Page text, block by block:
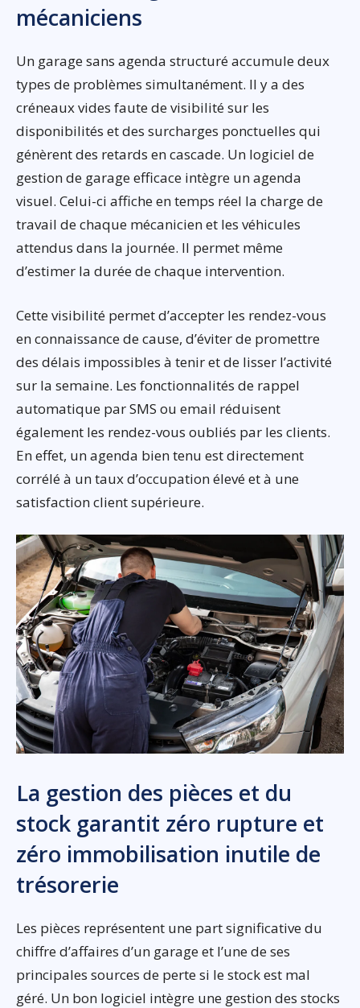
mécaniciens
Un garage sans agenda structuré accumule deux
types de problèmes simultanément. Il y a des
créneaux vides faute de visibilité sur les
disponibilités et des surcharges ponctuelles qui
génèrent des retards en cascade. Un logiciel de
gestion de garage efficace intègre un agenda
visuel. Celui-ci affiche en temps réel la charge de
travail de chaque mécanicien et les véhicules
attendus dans la journée. Il permet même
d’estimer la durée de chaque intervention.
Cette visibilité permet d’accepter les rendez-vous
en connaissance de cause, d’éviter de promettre
des délais impossibles à tenir et de lisser l’activité
sur la semaine. Les fonctionnalités de rappel
automatique par SMS ou email réduisent
également les rendez-vous oubliés par les clients.
En effet, un agenda bien tenu est directement
corrélé à un taux d’occupation élevé et à une
satisfaction client supérieure.
La gestion des pièces et du
stock garantit zéro rupture et
zéro immobilisation inutile de
trésorerie
Les pièces représentent une part significative du
chiffre d’affaires d’un garage et l’une de ses
principales sources de perte si le stock est mal
géré. Un bon logiciel intègre une gestion des stocks